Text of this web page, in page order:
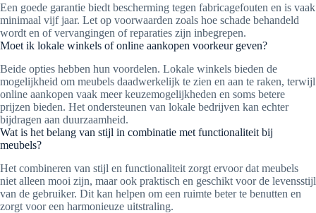
Een goede garantie biedt bescherming tegen fabricagefouten en is vaak
minimaal vijf jaar. Let op voorwaarden zoals hoe schade behandeld
wordt en of vervangingen of reparaties zijn inbegrepen.
Moet ik lokale winkels of online aankopen voorkeur geven?
Beide opties hebben hun voordelen. Lokale winkels bieden de
mogelijkheid om meubels daadwerkelijk te zien en aan te raken, terwijl
online aankopen vaak meer keuzemogelijkheden en soms betere
prijzen bieden. Het ondersteunen van lokale bedrijven kan echter
bijdragen aan duurzaamheid.
Wat is het belang van stijl in combinatie met functionaliteit bij
meubels?
Het combineren van stijl en functionaliteit zorgt ervoor dat meubels
niet alleen mooi zijn, maar ook praktisch en geschikt voor de levensstijl
van de gebruiker. Dit kan helpen om een ruimte beter te benutten en
zorgt voor een harmonieuze uitstraling.